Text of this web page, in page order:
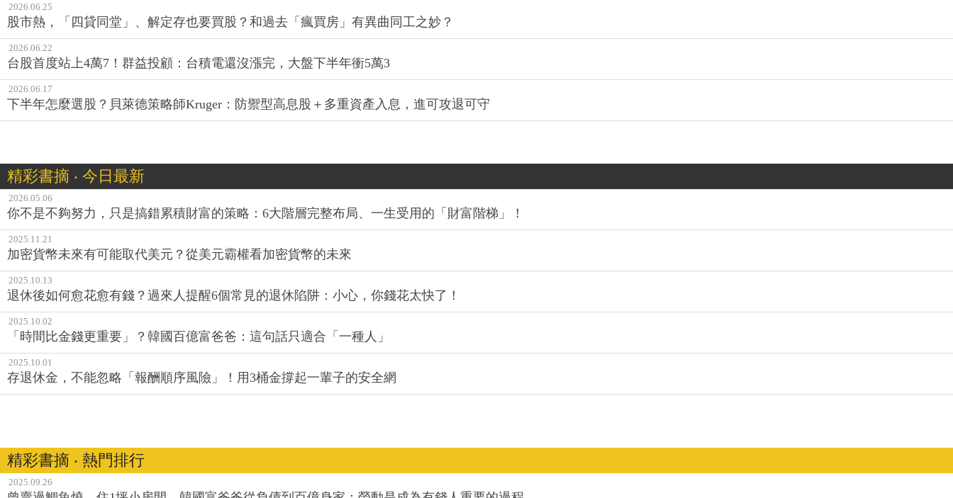
2026.06.25
股市熱，「四貸同堂」、解定存也要買股？和過去「瘋買房」有異曲同工之妙？
2026.06.22
台股首度站上4萬7！群益投顧：台積電還沒漲完，大盤下半年衝5萬3
2026.06.17
下半年怎麼選股？貝萊德策略師Kruger：防禦型高息股＋多重資產入息，進可攻退可守
精彩書摘 ‧ 今日最新
2026.05.06
你不是不夠努力，只是搞錯累積財富的策略：6大階層完整布局、一生受用的「財富階梯」！
2025.11.21
加密貨幣未來有可能取代美元？從美元霸權看加密貨幣的未來
2025.10.13
退休後如何愈花愈有錢？過來人提醒6個常見的退休陷阱：小心，你錢花太快了！
2025.10.02
「時間比金錢更重要」？韓國百億富爸爸：這句話只適合「一種人」
2025.10.01
存退休金，不能忽略「報酬順序風險」！用3桶金撐起一輩子的安全網
精彩書摘 ‧ 熱門排行
2025.09.26